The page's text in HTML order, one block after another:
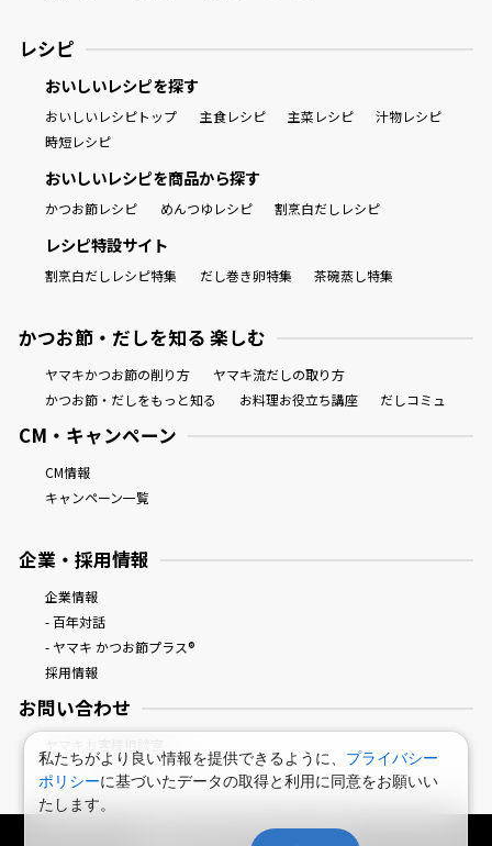
レシピ
おいしいレシピを探す
おいしいレシピトップ 主食レシピ 主菜レシピ
汁物レシピ
時短レシピ
おいしいレシピを商品から探す
かつお節レシピ めんつゆレシピ 割烹白だしレシピ
レシピ特設サイト
割烹白だしレシピ特集 だし巻き卵特集 茶碗蒸し特集
かつお節・だしを知る 楽しむ
ヤマキかつお節の削り方
ヤマキ流だしの取り方
かつお節・だしをもっと知る
お料理お役立ち講座 だしコミュ
CM・キャンペーン
CM情報
キャンペーン一覧
企業・採用情報
企業情報
- 百年対話
- ヤマキ かつお節プラス®
採用情報
お問い合わせ
鰹節屋・だし屋、ヤマキ。 : HOME
私たちがより良い情報を提供できるように、 プライバシー
ポリシーに基づいたデータの取得と利用に同意をお願いい
たします。